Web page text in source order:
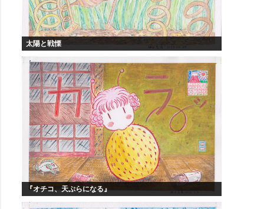
太陽と戦慄
『オチコ、天ぷらになる』